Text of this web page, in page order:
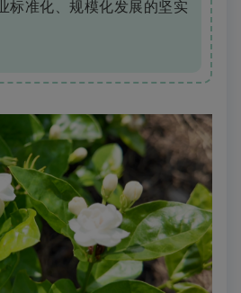
标准化、规模化发展的坚实